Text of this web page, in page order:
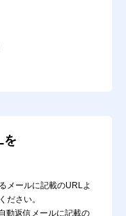
を
メールに記載のURLよ
ださい。
動返信メールに記載の